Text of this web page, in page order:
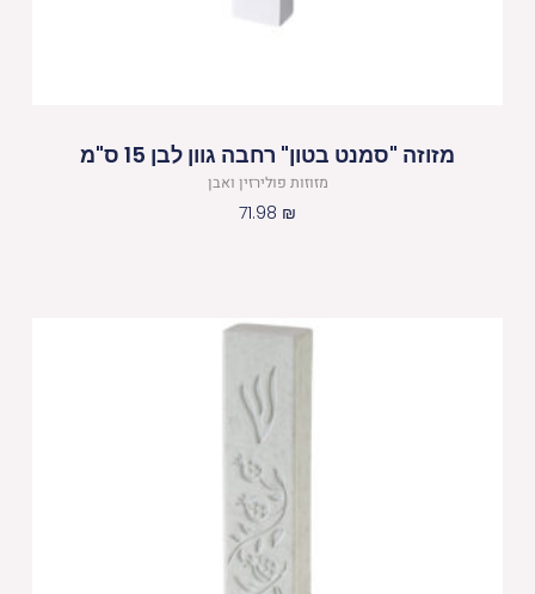
מזוזה "סמנט בטון" רחבה גוון לבן 15 ס"מ
מזוזות פולירזין ואבן
71.98 ₪